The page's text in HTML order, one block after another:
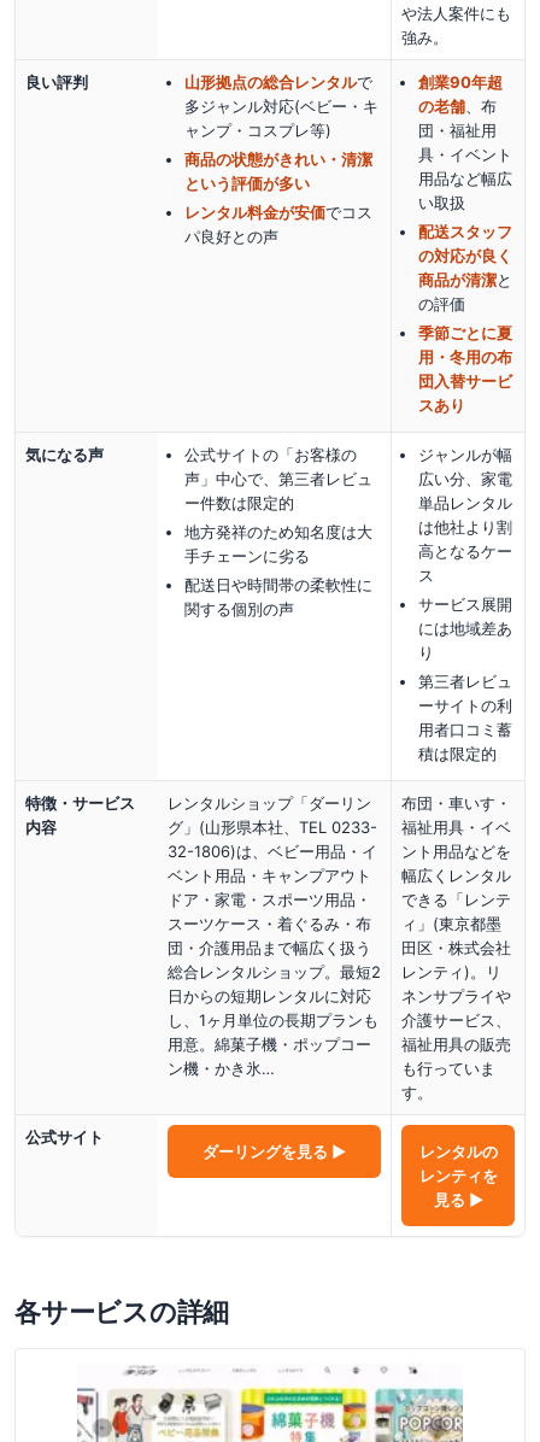
や法人案件にも
強み。
良い評判 山形拠点の総合レンタルで
多ジャンル対応(ベビー・キ
ャンプ・コスプレ等)
商品の状態がきれい・清潔
という評価が多い
レンタル料金が安価でコス
パ良好との声
創業90年超
の老舗 、布
団・福祉用
具・イベント
用品など幅広
い取扱
配送スタッフ
の対応が良く
商品が清潔と
の評価
季節ごとに夏
用・冬用の布
団入替サービ
スあり
気になる声
公式サイトの「お客様の
声」中心で、第三者レビュ
ー件数は限定的
地方発祥のため知名度は大
手チェーンに劣る
配送日や時間帯の柔軟性に
関する個別の声
ジャンルが幅
広い分、家電
単品レンタル
は他社より割
高となるケー
ス
サービス展開
には地域差あ
り
第三者レビュ
ーサイトの利
用者口コミ蓄
積は限定的
特徴・サービス
内容
レンタルショップ「ダーリン
グ」(山形県本社、TEL 0233-
32-1806)は、ベビー用品・イ
ベント用品・キャンプアウト
ドア・家電・スポーツ用品・
スーツケース・着ぐるみ・布
団・介護用品まで幅広く扱う
総合レンタルショップ。最短2
日からの短期レンタルに対応
し、1ヶ月単位の長期プランも
用意。綿菓子機・ポップコー
ン機・かき氷…
布団・車いす・
福祉用具・イベ
ント用品などを
幅広くレンタル
できる「レンテ
ィ」(東京都墨
田区・株式会社
レンティ)。リ
ネンサプライや
介護サービス、
福祉用具の販売
も行っていま
す。
公式サイト
ダーリングを見る ▶
レンタルの
レンティを
見る ▶
各サービスの詳細